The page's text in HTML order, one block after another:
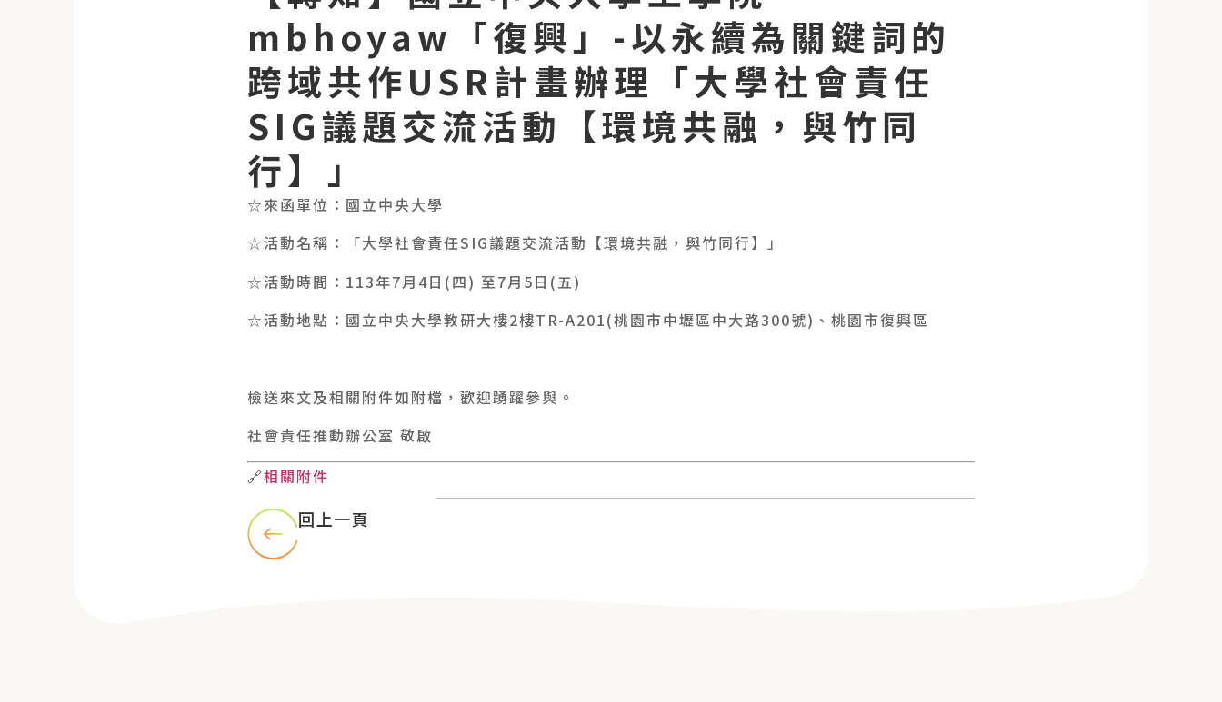
mbhoyaw「復興」-以永續為關鍵詞的
跨域共作USR計畫辦理「大學社會責任
SIG議題交流活動【環境共融，與竹同
行】」
☆來函單位：國立中央大學
☆活動名稱：「大學社會責任SIG議題交流活動【環境共融，與竹同行】」
☆活動時間：113年7月4日(四) 至7月5日(五)
☆活動地點：國立中央大學教研大樓2樓TR-A201(桃園市中壢區中大路300號)、桃園市復興區
檢送來文及相關附件如附檔，歡迎踴躍參與。
社會責任推動辦公室 敬啟
🔗相關附件
回上一頁